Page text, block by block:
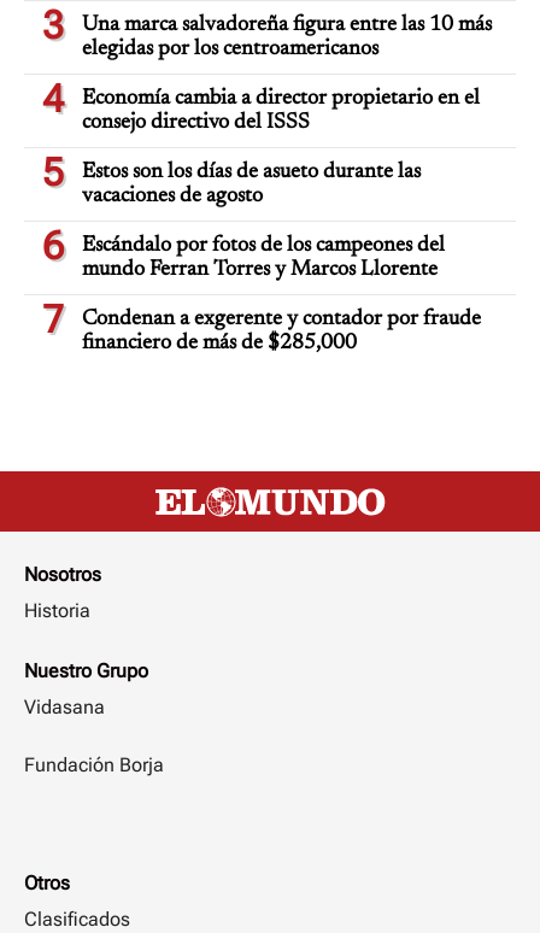
3
Una marca salvadoreña figura entre las 10 más
elegidas por los centroamericanos
4
Economía cambia a director propietario en el
consejo directivo del ISSS
5
Estos son los días de asueto durante las
vacaciones de agosto
6
Escándalo por fotos de los campeones del
mundo Ferran Torres y Marcos Llorente
7
Condenan a exgerente y contador por fraude
financiero de más de $285,000
Nosotros
Historia
Nuestro Grupo
Vidasana
Fundación Borja
Otros
Clasificados